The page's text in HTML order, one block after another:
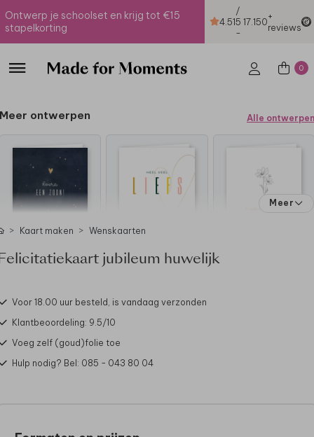
Ontwerp je schoolset en krijg tot €15
stapelkorting
4.51
/
5
-
17.150+
reviews
0
Meer ontwerpen Alle ontwerpen
Meer
Kaart maken Wenskaarten
jubileum huwelijk
Voor 18.00 uur besteld, is vandaag verzonden
Klantbeoordeling: 9.5/10
Voeg zelf (goud)folie toe
Hulp nodig? Bel: 085 - 043 80 04